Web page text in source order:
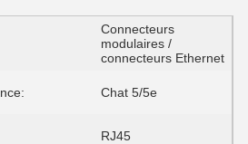
Connecteurs
modulaires /
connecteurs Ethernet
Chat 5/5e
RJ45